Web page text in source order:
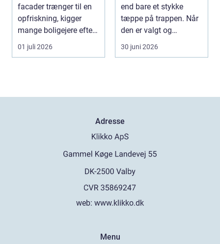
facader trænger til en
opfriskning, kigger
mange boligejere efter
en maler R...
01 juli 2026
end bare et stykke
tæppe på trappen. Når
den er valgt og
monteret rigtigt, gi...
30 juni 2026
Adresse
web: www.klikko.dk
Menu